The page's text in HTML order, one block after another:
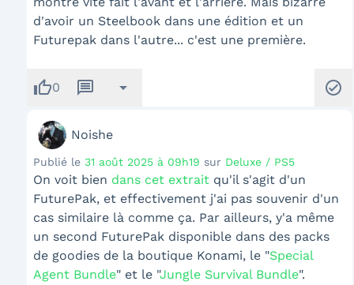
d'avoir un Steelbook dans une édition et un
Futurepak dans l'autre... c'est une première.
thumb_up0 message arrow_drop_down check_circle
Noishe
Publié le 31 août 2025 à 09h19 sur Deluxe / PS5
On voit bien dans cet extrait qu'il s'agit d'un
FuturePak, et effectivement j'ai pas souvenir d'un
cas similaire là comme ça. Par ailleurs, y'a même
un second FuturePak disponible dans des packs
de goodies de la boutique Konami, le "Special
Agent Bundle" et le "Jungle Survival Bundle".